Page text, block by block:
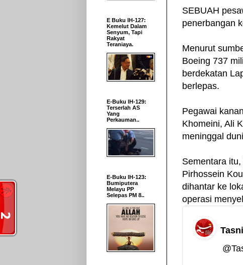
SEBUAH
penerbangan
Menurut
Boeing 737
berdekatan
berlepas.
Pegawai
Khomeini, Ali
meninggal
Sementara
Pirhossein
dihantar ke
operasi
✔
E Buku IH-127:
Kemelut Dalam
Senyum, Tapi
Rakyat
Teraniaya.
E-Buku IH-129:
Terserlah AS
Yang
Perkauman..
E-Buku IH-123:
Bumiputera
Melayu PP
Selepas PM 8..